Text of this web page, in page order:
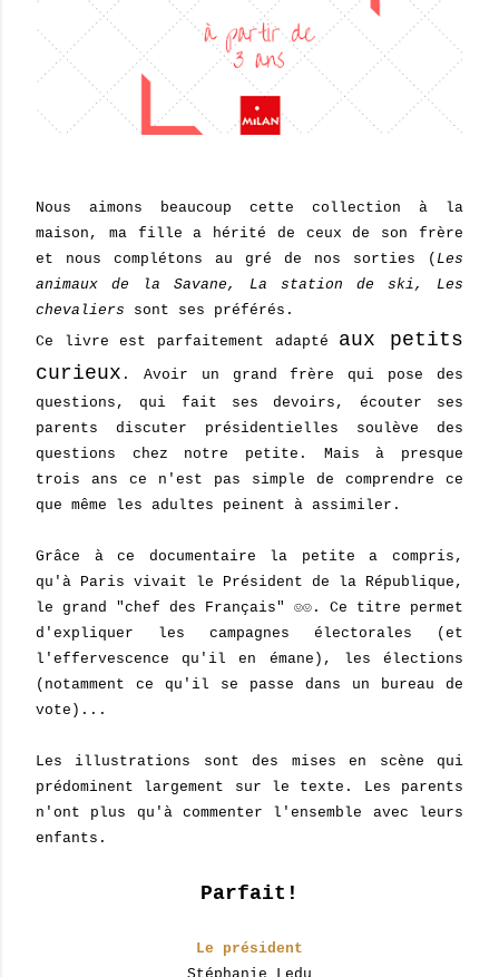
Nous aimons beaucoup cette collection à la
maison, ma fille a hérité de ceux de son frère
et nous complétons au gré de nos sorties ( Les
animaux de la Savane, La station de ski, Les
chevaliers sont ses préférés.
Ce livre est parfaitement adapté aux petits
curieux . Avoir un grand frère qui pose des
questions, qui fait ses devoirs, écouter ses
parents discuter présidentielles soulève des
questions chez notre petite. Mais à presque
trois ans ce n'est pas simple de comprendre ce
que même les adultes peinent à assimiler.
Grâce à ce documentaire la petite a compris,
qu'à Paris vivait le Président de la République,
le grand "chef des Français" ☺☺. Ce titre permet
d'expliquer les campagnes électorales (et
l'effervescence qu'il en émane), les élections
(notamment ce qu'il se passe dans un bureau de
vote)...
Les illustrations sont des mises en scène qui
prédominent largement sur le texte. Les parents
n'ont plus qu'à commenter l'ensemble avec leurs
enfants.
Parfait!
Le président